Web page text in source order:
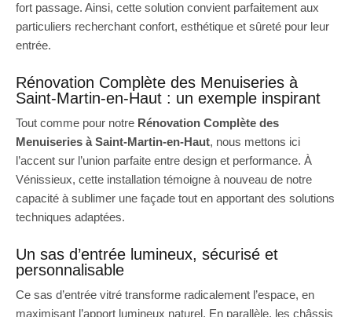
fort passage. Ainsi, cette solution convient parfaitement aux
particuliers recherchant confort, esthétique et sûreté pour leur
entrée.
Rénovation Complète des Menuiseries à
Saint-Martin-en-Haut : un exemple inspirant
Tout comme pour notre Rénovation Complète des
Menuiseries à Saint-Martin-en-Haut, nous mettons ici
l’accent sur l’union parfaite entre design et performance. À
Vénissieux, cette installation témoigne à nouveau de notre
capacité à sublimer une façade tout en apportant des solutions
techniques adaptées.
Un sas d’entrée lumineux, sécurisé et
personnalisable
Ce sas d’entrée vitré transforme radicalement l’espace, en
maximisant l’apport lumineux naturel. En parallèle, les châssis